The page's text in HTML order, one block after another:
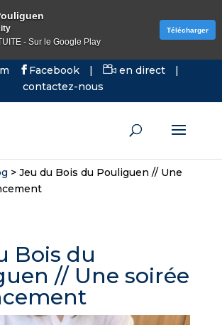
Facebook | en direct
|
contactez-nous
> Jeu du Bois du Pouliguen // Une
Bois du
// Une soirée
- Sur le Google Play
Télécharger